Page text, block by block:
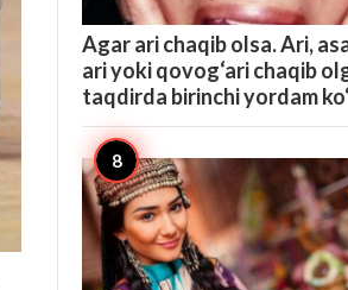
Agar ari chaqib olsa. Ari,
ari yoki qovog‘ari chaqib
taqdirda birinchi yordam